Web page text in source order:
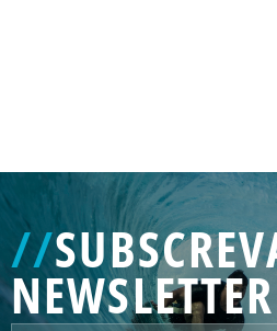
GENERATED
GENERATED
//
NEWSLETTER